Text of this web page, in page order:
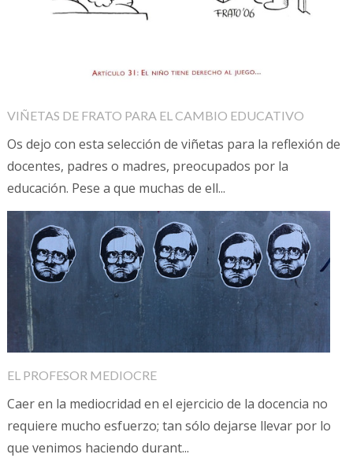
VIÑETAS DE FRATO PARA EL CAMBIO EDUCATIVO
Os dejo con esta selección de viñetas para la reflexión de
docentes, padres o madres, preocupados por la
educación. Pese a que muchas de ell...
EL PROFESOR MEDIOCRE
Caer en la mediocridad en el ejercicio de la docencia no
requiere mucho esfuerzo; tan sólo dejarse llevar por lo
que venimos haciendo durant...